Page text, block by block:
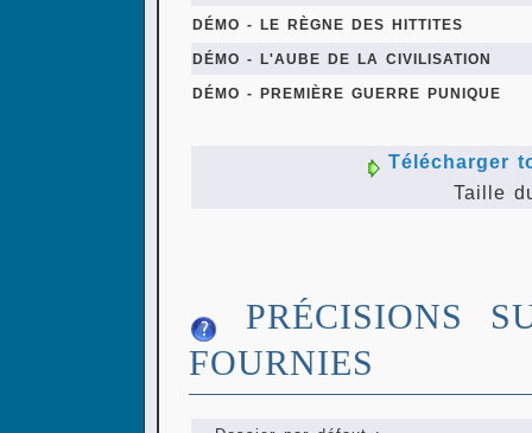
DÉMO - LE RÈGNE DES HITTITES
DÉMO - L'AUBE DE LA CIVILISATION
DÉMO - PREMIÈRE GUERRE PUNIQUE
Télécharger
Taille
PRÉCISIONS
FOURNIES